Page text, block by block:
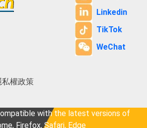
Linkedin
TikTok
WeChat
私權政策
with the latest versions of
Firefox, Safari, Edge